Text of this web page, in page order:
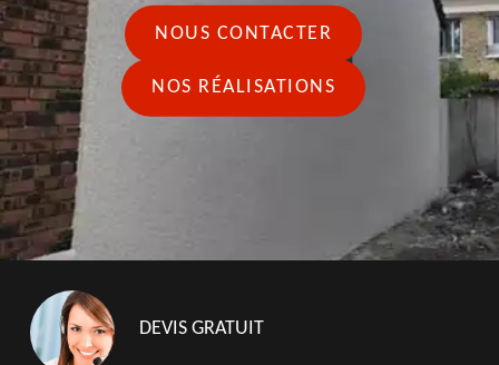
NOUS CONTACTER
NOS RÉALISATIONS
DEVIS GRATUIT